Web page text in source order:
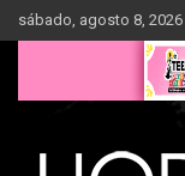
Saltar
al
sábado, agosto 8, 2026